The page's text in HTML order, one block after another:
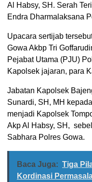
Al Habsy, SH. Serah
Endra Dharmalaksana
Upacara sertijab
Gowa Akbp Tri
Pejabat Utama (PJU)
Kapolsek jajaran, para
Jabatan Kapolsek
Sunardi, SH, MH
menjadi Kapolsek
Akp Al Habsy, SH,
Sabhara Polres Gowa.
Baca Juga: Tiga
Kordinasi